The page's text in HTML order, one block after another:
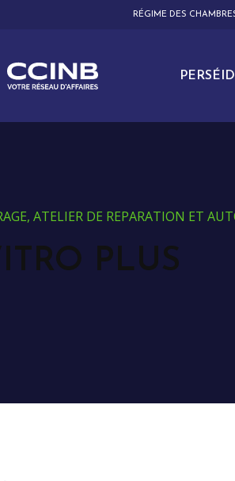
RÉGIME DES
ATELIER DE REPARATION ET
PLUS